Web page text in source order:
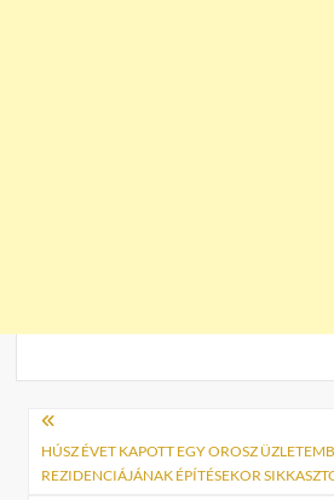
Bejegyzés
navigáció
HÚSZ ÉVET KAPOTT EGY OROSZ
REZIDENCIÁJÁNAK ÉPÍTÉSEKOR